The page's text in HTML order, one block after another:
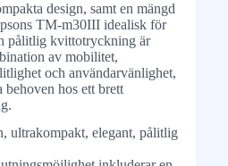
design, samt en mängd
TM-m30III idealisk för
pålitlig kvittotryckning är
av mobilitet,
och användarvänlighet,
hos ett brett
ultrakompakt, elegant, pålitlig